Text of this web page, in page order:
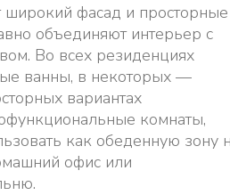
широкий фасад и просторные
объединяют интерьер с
Во всех резиденциях
ванны, в некоторых —
вариантах
комнаты,
как обеденную зону
офис или